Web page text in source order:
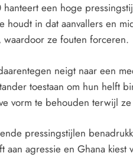
hanteert een hoge
houdt in dat aanvallers en
waardoor ze fouten forceren.
neigt naar een
toestaan om hun helft
vorm te behouden terwijl
pressingstijlen
aan agressie en Ghana